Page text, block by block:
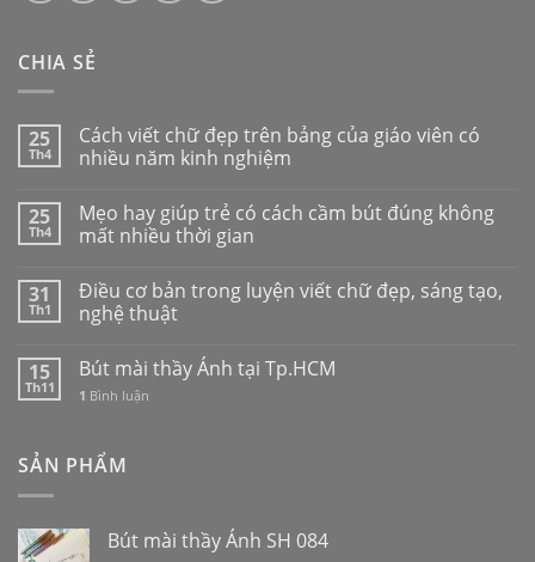
CHIA SẺ
25
Th4
Cách viết chữ đẹp trên bảng của giáo viên có
nhiều năm kinh nghiệm
25
Th4
Mẹo hay giúp trẻ có cách cầm bút đúng không
mất nhiều thời gian
31
Th1
Điều cơ bản trong luyện viết chữ đẹp, sáng tạo,
nghệ thuật
15
Th11
Bút mài thầy Ánh tại Tp.HCM
1 Bình luận
SẢN PHẨM
Bút mài thầy Ánh SH 084